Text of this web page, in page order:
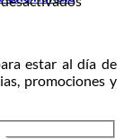
2026
estar al día de
promociones y